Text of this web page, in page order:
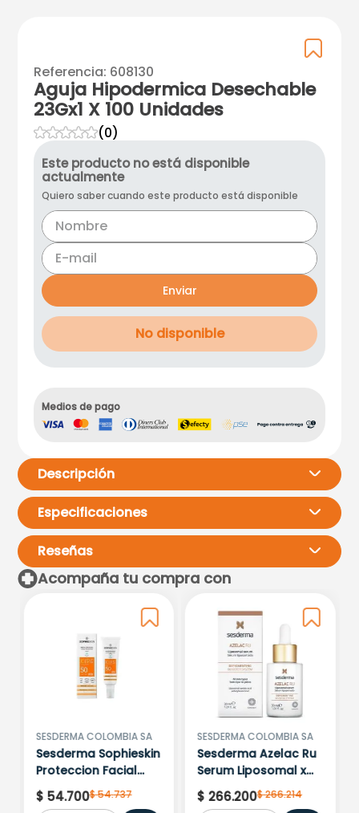
Referencia: 608130
Aguja Hipodermica Desechable
23Gx1 X 100 Unidades
☆☆☆☆☆(0)
Este producto no está disponible
actualmente
Quiero saber cuando este producto está disponible
Enviar
No disponible
Medios de pago
Descripción
Especificaciones
Reseñas
Por favor, inicia sesión para
escribir un comentario.
Más reciente
Acompaña tu compra con
SESDERMA COLOMBIA SA
Sesderma Sophieskin
Proteccion Facial
Kids Hypoallergenic
Spf 500 Moisturising
$ 54.700$54.737
SESDERMA COLOMBIA SA
Sesderma Azelac Ru
Serum Liposomal x
30ml
$ 266.200$266.214